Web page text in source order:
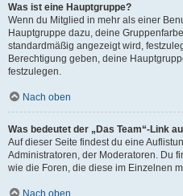
Was ist eine Hauptgruppe?
Wenn du Mitglied in mehr als einer
Hauptgruppe dazu, deine
standardmäßig angezeigt wird,
Berechtigung geben, deine
festzulegen.
Nach oben
Was bedeutet der „Das Team“-Link
Auf dieser Seite findest du eine
Administratoren, der Moderatoren. Du
wie die Foren, die diese im Einzelnen
Nach oben